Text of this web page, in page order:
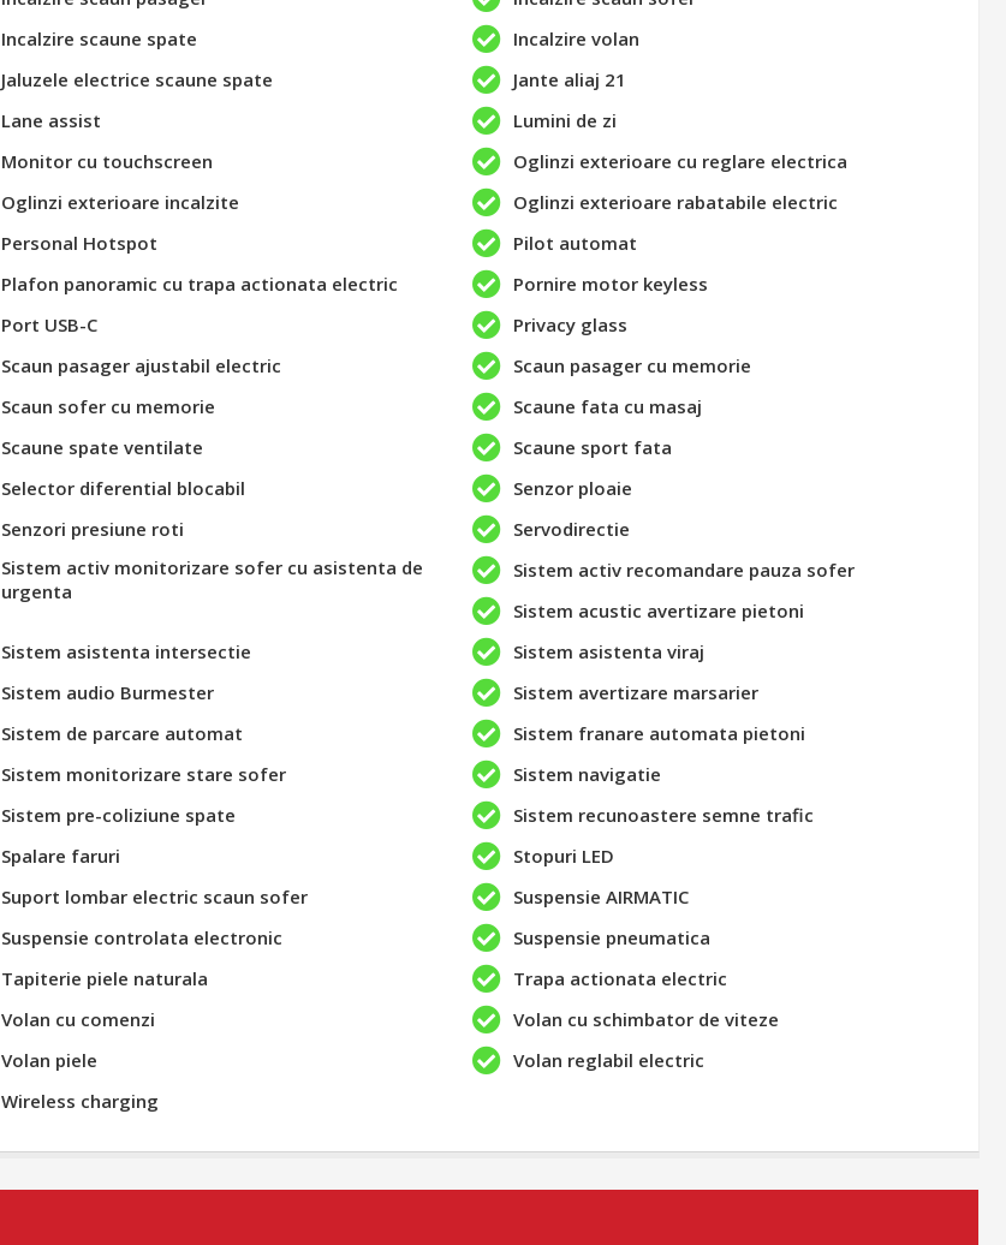
Incalzire scaune spate
Incalzire volan
Jaluzele electrice scaune spate
Jante aliaj 21
Lane assist
Lumini de zi
Monitor cu touchscreen
Oglinzi exterioare cu reglare electrica
Oglinzi exterioare incalzite
Oglinzi exterioare rabatabile electric
Personal Hotspot
Pilot automat
Plafon panoramic cu trapa actionata electric
Pornire motor keyless
Port USB-C
Privacy glass
Scaun pasager ajustabil electric
Scaun pasager cu memorie
Scaun sofer cu memorie
Scaune fata cu masaj
Scaune spate ventilate
Scaune sport fata
Selector diferential blocabil
Senzor ploaie
Senzori presiune roti
Servodirectie
Sistem activ monitorizare sofer cu asistenta de
urgenta
Sistem activ recomandare pauza sofer
Sistem acustic avertizare pietoni
Sistem asistenta intersectie
Sistem asistenta viraj
Sistem audio Burmester
Sistem avertizare marsarier
Sistem de parcare automat
Sistem franare automata pietoni
Sistem monitorizare stare sofer
Sistem navigatie
Sistem pre-coliziune spate
Sistem recunoastere semne trafic
Spalare faruri
Stopuri LED
Suport lombar electric scaun sofer
Suspensie AIRMATIC
Suspensie controlata electronic
Suspensie pneumatica
Tapiterie piele naturala
Trapa actionata electric
Volan cu comenzi
Volan cu schimbator de viteze
Volan piele
Volan reglabil electric
Wireless charging